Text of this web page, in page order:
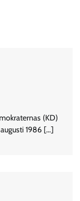
(KD)
1986 […]